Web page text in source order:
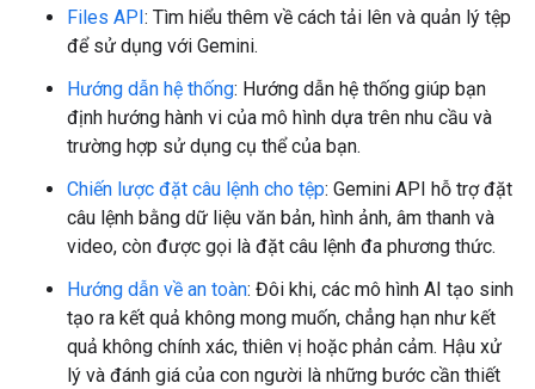
Files API: Tìm hiểu thêm về cách tải lên và quản lý tệp
để sử dụng với Gemini.
Hướng dẫn hệ thống: Hướng dẫn hệ thống giúp bạn
định hướng hành vi của mô hình dựa trên nhu cầu và
trường hợp sử dụng cụ thể của bạn.
Chiến lược đặt câu lệnh cho tệp: Gemini API hỗ trợ đặt
câu lệnh bằng dữ liệu văn bản, hình ảnh, âm thanh và
video, còn được gọi là đặt câu lệnh đa phương thức.
Hướng dẫn về an toàn: Đôi khi, các mô hình AI tạo sinh
tạo ra kết quả không mong muốn, chẳng hạn như kết
quả không chính xác, thiên vị hoặc phản cảm. Hậu xử
lý và đánh giá của con người là những bước cần thiết